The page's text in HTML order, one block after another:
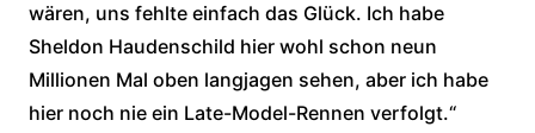
wären, uns fehlte einfach das Glück. Ich habe
Sheldon Haudenschild hier wohl schon neun
Millionen Mal oben langjagen sehen, aber ich habe
hier noch nie ein Late-Model-Rennen verfolgt.“